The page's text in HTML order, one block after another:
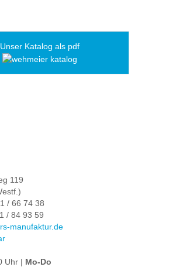
Unser Katalog als pdf
119
/ 66 74 38
/ 84 93 59
manufaktur.de
Uhr | Mo-Do